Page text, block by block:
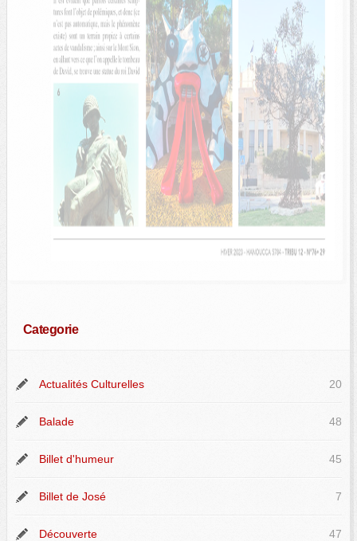
Categorie
Actualités Culturelles 20
Balade 48
Billet d'humeur 45
Billet de José 7
Découverte 47